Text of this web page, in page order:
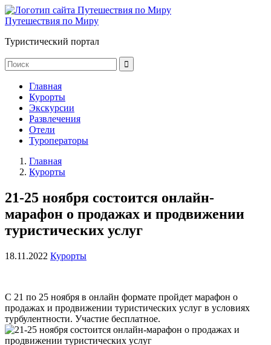
Путешествия по Миру
Туристический портал
Главная
Курорты
Экскурсии
Развлечения
Отели
Туроператоры
Главная
Курорты
21-25 ноября состоится онлайн-
марафон о продажах и продвижении
туристических услуг
18.11.2022 Курорты
С 21 по 25 ноября в онлайн формате пройдет марафон о
продажах и продвижении туристических услуг в условиях
турбулентности. Участие бесплатное.